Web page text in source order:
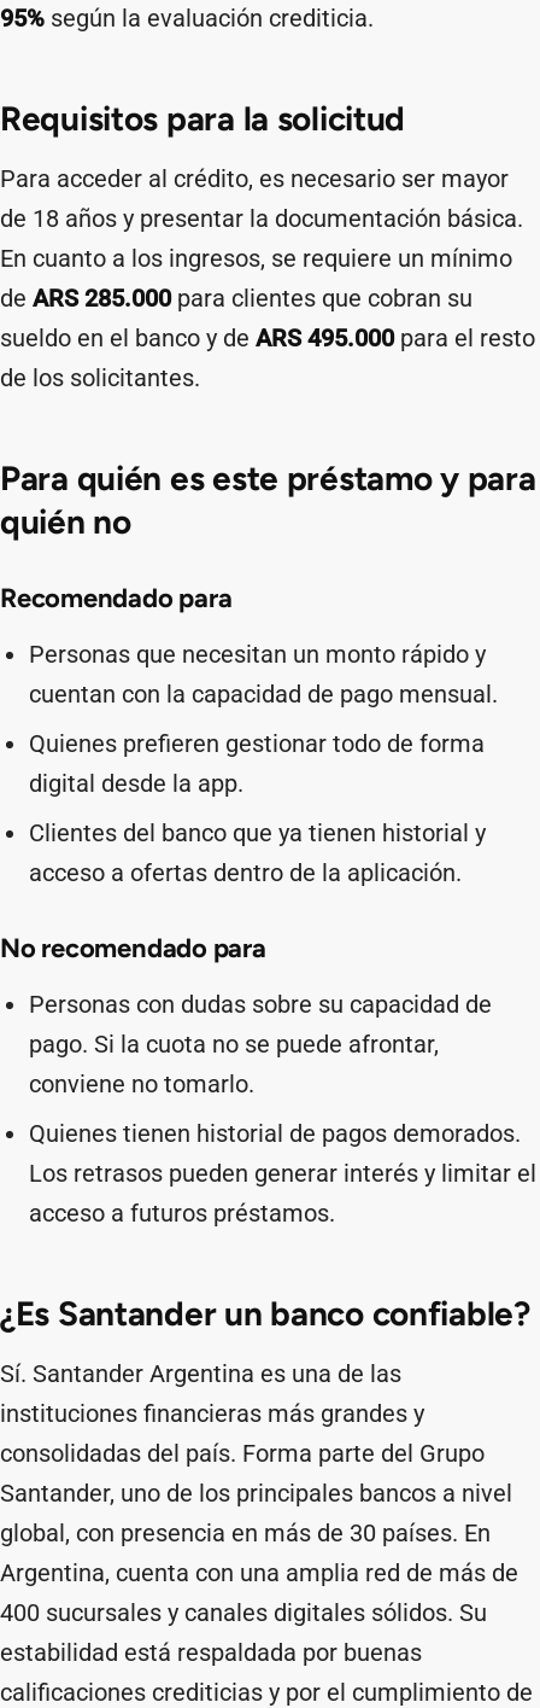
95% según la evaluación crediticia.
Requisitos para la solicitud
Para acceder al crédito, es necesario ser mayor
de 18 años y presentar la documentación básica.
En cuanto a los ingresos, se requiere un mínimo
de ARS 285.000para clientes que cobran su
sueldo en el banco y de ARS 495.000para el resto
de los solicitantes.
Para quién es este préstamo y para
quién no
Recomendado para
Personas que necesitan un monto rápido y
cuentan con la capacidad de pago mensual.
Quienes prefieren gestionar todo de forma
digital desde la app.
Clientes del banco que ya tienen historial y
acceso a ofertas dentro de la aplicación.
No recomendado para
Personas con dudas sobre su capacidad de
pago. Si la cuota no se puede afrontar,
conviene no tomarlo.
Quienes tienen historial de pagos demorados.
Los retrasos pueden generar interés y limitar el
acceso a futuros préstamos.
¿Es Santander un banco confiable?
Sí. Santander Argentina es una de las
instituciones financieras más grandes y
consolidadas del país. Forma parte del Grupo
Santander, uno de los principales bancos a nivel
global, con presencia en más de 30 países. En
Argentina, cuenta con una amplia red de más de
400 sucursales y canales digitales sólidos. Su
estabilidad está respaldada por buenas
calificaciones crediticias y por el cumplimiento de